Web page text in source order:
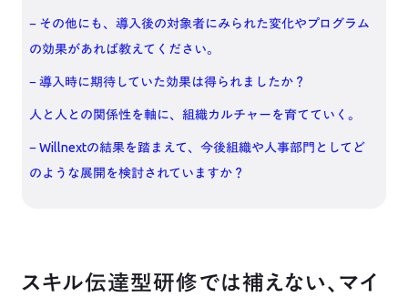
− その他にも、導入後の対象者にみられた変化やプログラム
の効果があれば教えてください。
− 導入時に期待していた効果は得られましたか？
人と人との関係性を軸に、組織カルチャーを育てていく。
− Willnextの結果を踏まえて、今後組織や人事部門としてど
のような展開を検討されていますか？
スキル伝達型研修では補えない、マイ